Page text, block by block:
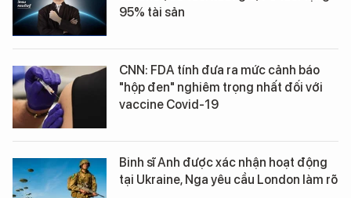
95% tài sản
CNN: FDA tính đưa ra mức cảnh báo
"hộp đen" nghiêm trọng nhất đối với
vaccine Covid-19
Binh sĩ Anh được xác nhận hoạt động
tại Ukraine, Nga yêu cầu London làm rõ